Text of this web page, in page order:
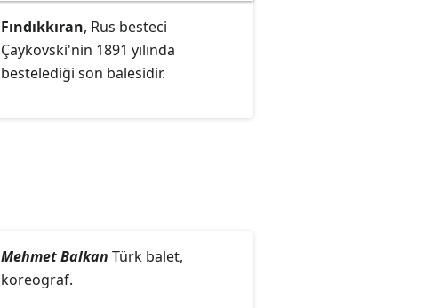
Fındıkkıran, Rus besteci
Çaykovski'nin 1891 yılında
bestelediği son balesidir.
Mehmet Balkan Türk balet,
koreograf.